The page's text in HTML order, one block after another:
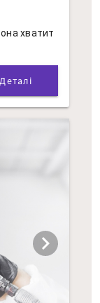
хватит
Деталі
chevron_right